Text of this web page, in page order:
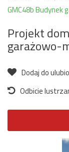
GMC48b
Projekt
garażowo-
Dodaj do
Odbicie